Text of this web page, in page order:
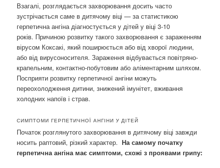
Взагалі, розглядається захворювання досить часто
зустрічається саме в дитячому віці — за статистикою
герпетична ангіна діагностується у дітей у віці 3-10
років. Причиною розвитку такого захворювання є зараженням
вірусом Коксакі, який поширюється або від хворої людини,
або від вирусоносителя. Зараження відбувається повітряно-
крапельним, контактно-побутовим або аліментарним шляхом.
Посприяти розвитку герпетичної ангіни можуть
переохолодження дитини, знижений імунітет, вживання
холодних напоїв і страв.
СИМПТОМИ ГЕРПЕТИЧНОЇ АНГІНИ У ДІТЕЙ
Початок розглянутого захворювання в дитячому віці завжди
носить раптовий, різкий характер. На самому початку
герпетична ангіна має симптоми, схожі з проявами грипу: